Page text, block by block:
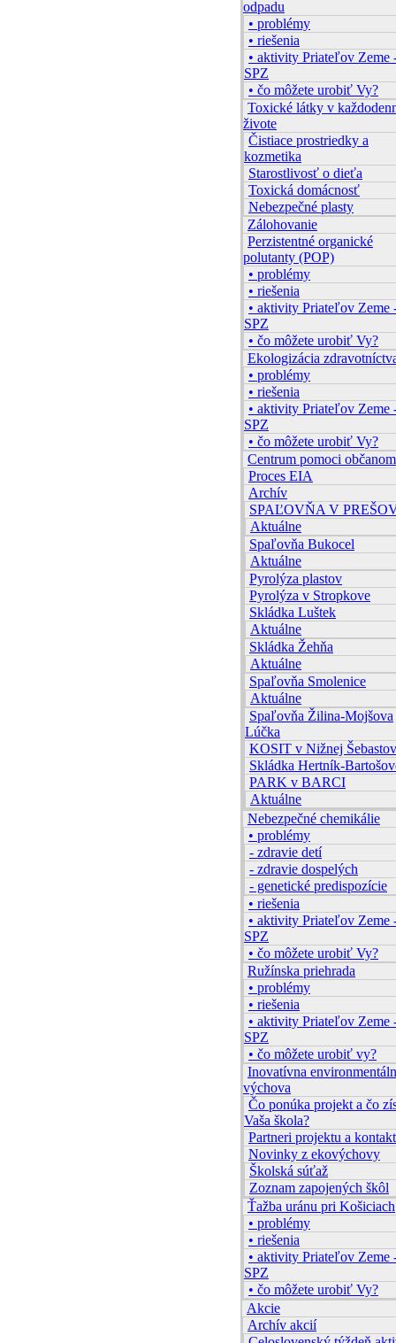
odpadu
• problémy
• riešenia
• aktivity Priateľov Zeme
SPZ
• čo môžete urobiť Vy?
Toxické látky v
živote
Čistiace prostriedky a
kozmetika
Starostlivosť o dieťa
Toxická domácnosť
Nebezpečné plasty
Zálohovanie
Perzistentné organické
polutanty (POP)
• problémy
• riešenia
• aktivity Priateľov Zeme
SPZ
• čo môžete urobiť Vy?
Ekologizácia
• problémy
• riešenia
• aktivity Priateľov Zeme
SPZ
• čo môžete urobiť Vy?
Centrum pomoci občanom
Proces EIA
Archív
SPAĽOVŇA V
Aktuálne
Spaľovňa Bukocel
Aktuálne
Pyrolýza plastov
Pyrolýza v Stropkove
Skládka Luštek
Aktuálne
Skládka Žehňa
Aktuálne
Spaľovňa Smolenice
Aktuálne
Spaľovňa Žilina-Mojšova
Lúčka
KOSIT v Nižnej
Skládka Hertník-
PARK v BARCI
Aktuálne
Nebezpečné chemikálie
• problémy
- zdravie detí
- zdravie dospelých
- genetické predispozície
• riešenia
• aktivity Priateľov Zeme
SPZ
• čo môžete urobiť Vy?
Ružínska priehrada
• problémy
• riešenia
• aktivity Priateľov Zeme
SPZ
• čo môžete urobiť vy?
Inovatívna
výchova
Čo ponúka projekt a čo
Vaša škola?
Partneri projektu a kontakt
Novinky z ekovýchovy
Školská súťaž
Zoznam zapojených škôl
Ťažba uránu pri Košiciach
• problémy
• riešenia
• aktivity Priateľov Zeme
SPZ
• čo môžete urobiť Vy?
Akcie
Archív akcií